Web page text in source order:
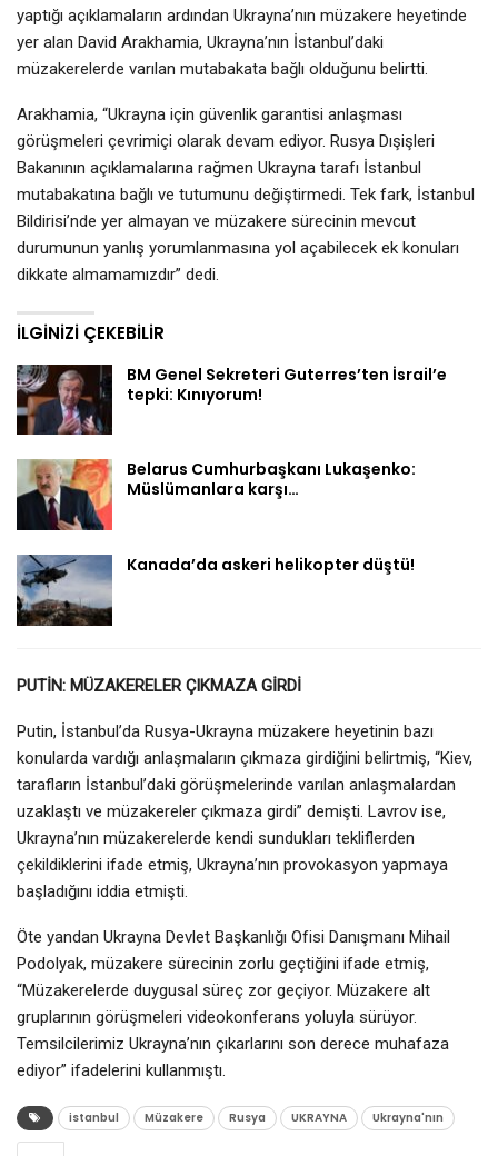
yaptığı açıklamaların ardından Ukrayna’nın müzakere heyetinde
yer alan David Arakhamia, Ukrayna’nın İstanbul’daki
müzakerelerde varılan mutabakata bağlı olduğunu belirtti.
Arakhamia, “Ukrayna için güvenlik garantisi anlaşması
görüşmeleri çevrimiçi olarak devam ediyor. Rusya Dışişleri
Bakanının açıklamalarına rağmen Ukrayna tarafı İstanbul
mutabakatına bağlı ve tutumunu değiştirmedi. Tek fark, İstanbul
Bildirisi’nde yer almayan ve müzakere sürecinin mevcut
durumunun yanlış yorumlanmasına yol açabilecek ek konuları
dikkate almamamızdır” dedi.
İLGINIZI ÇEKEBILIR
BM Genel Sekreteri Guterres’ten İsrail’e
tepki: Kınıyorum!
Belarus Cumhurbaşkanı Lukaşenko:
Müslümanlara karşı…
Kanada’da askeri helikopter düştü!
PUTİN: MÜZAKERELER ÇIKMAZA GİRDİ
Putin, İstanbul’da Rusya-Ukrayna müzakere heyetinin bazı
konularda vardığı anlaşmaların çıkmaza girdiğini belirtmiş, “Kiev,
tarafların İstanbul’daki görüşmelerinde varılan anlaşmalardan
uzaklaştı ve müzakereler çıkmaza girdi” demişti. Lavrov ise,
Ukrayna’nın müzakerelerde kendi sundukları tekliflerden
çekildiklerini ifade etmiş, Ukrayna’nın provokasyon yapmaya
başladığını iddia etmişti.
Öte yandan Ukrayna Devlet Başkanlığı Ofisi Danışmanı Mihail
Podolyak, müzakere sürecinin zorlu geçtiğini ifade etmiş,
“Müzakerelerde duygusal süreç zor geçiyor. Müzakere alt
gruplarının görüşmeleri videokonferans yoluyla sürüyor.
Temsilcilerimiz Ukrayna’nın çıkarlarını son derece muhafaza
ediyor” ifadelerini kullanmıştı.
istanbul Müzakere Rusya UKRAYNA Ukrayna'nın